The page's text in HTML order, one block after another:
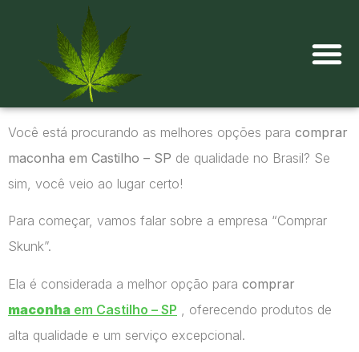
Você está procurando as melhores opções para comprar
maconha em Castilho – SP de qualidade no Brasil? Se
sim, você veio ao lugar certo!
Para começar, vamos falar sobre a empresa “Comprar
Skunk”.
Ela é considerada a melhor opção para comprar
maconha em Castilho – SP , oferecendo produtos de
alta qualidade e um serviço excepcional.